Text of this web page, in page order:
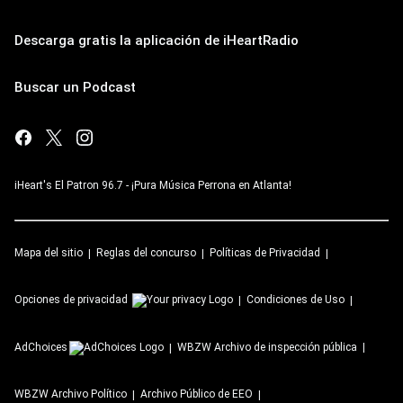
Descarga gratis la aplicación de iHeartRadio
Buscar un Podcast
iHeart's El Patron 96.7 - ¡Pura Música Perrona en Atlanta!
Mapa del sitio Reglas del concurso Políticas de Privacidad
Opciones de privacidad Condiciones de Uso
AdChoices WBZW Archivo de inspección pública
WBZW Archivo Político Archivo Público de EEO